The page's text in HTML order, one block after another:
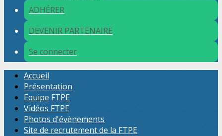
ADHÉRER
DEVENIR PARTENAIRE
Se connecter
Accueil
Présentation
Equipe FTPE
Vidéos FTPE
Photos d'évènements
Site de recrutement de la FTPE